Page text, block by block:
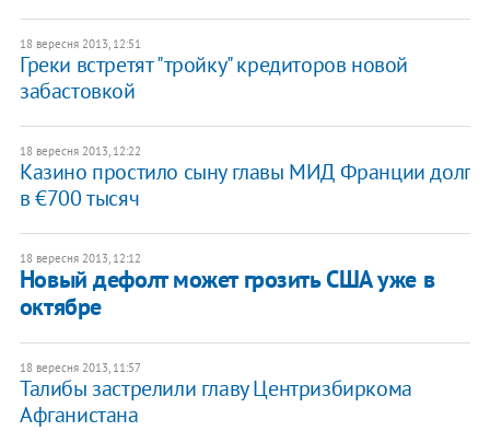
18 вересня 2013, 12:51
Греки встретят "тройку" кредиторов новой
забастовкой
18 вересня 2013, 12:22
Казино простило сыну главы МИД Франции долг
в €700 тысяч
18 вересня 2013, 12:12
Новый дефолт может грозить США уже в
октябре
18 вересня 2013, 11:57
Талибы застрелили главу Центризбиркома
Афганистана